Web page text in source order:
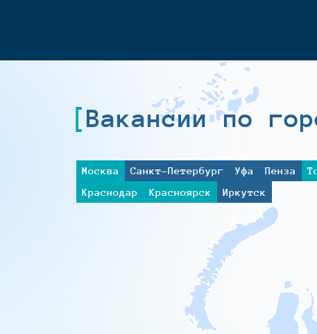
Вакансии по
Москва Санкт-Петербург Уфа Пенза
Краснодар
Красноярск Иркутск